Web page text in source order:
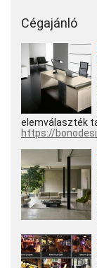
Cégajánló
elemválaszték
https://